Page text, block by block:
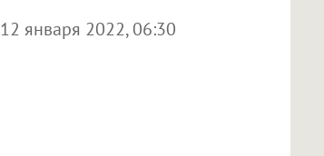
12 января 2022, 06:30